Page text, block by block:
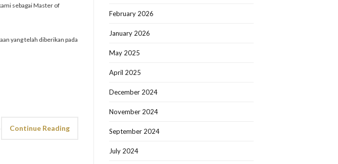
sebagai Master of
yang telah diberikan pada
Continue Reading
February 2026
January 2026
May 2025
April 2025
December 2024
November 2024
September 2024
July 2024